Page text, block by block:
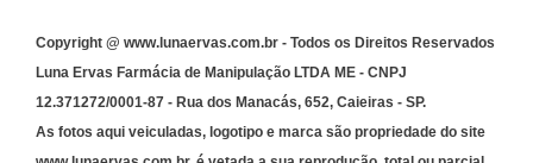
Copyright @ www.lunaervas.com.br - Todos os Direitos Reservados
Luna Ervas Farmácia de Manipulação LTDA ME - CNPJ
12.371272/0001-87 - Rua dos Manacás, 652, Caieiras - SP.
As fotos aqui veiculadas, logotipo e marca são propriedade do site